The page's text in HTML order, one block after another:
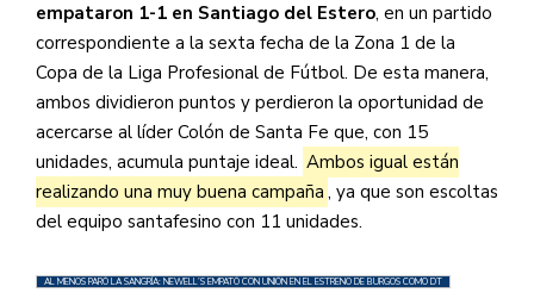
empataron 1-1 en Santiago del Estero, en un partido
correspondiente a la sexta fecha de la Zona 1 de la
Copa de la Liga Profesional de Fútbol. De esta manera,
ambos dividieron puntos y perdieron la oportunidad de
acercarse al líder Colón de Santa Fe que, con 15
unidades, acumula puntaje ideal. Ambos igual están
realizando una muy buena campaña , ya que son escoltas
del equipo santafesino con 11 unidades.
AL MENOS PARÓ LA SANGRÍA: NEWELL’S EMPATÓ CON UNIÓN EN EL ESTRENO DE BURGOS COMO DT